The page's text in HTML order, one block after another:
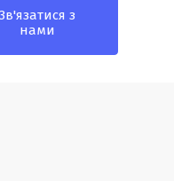
з
нами